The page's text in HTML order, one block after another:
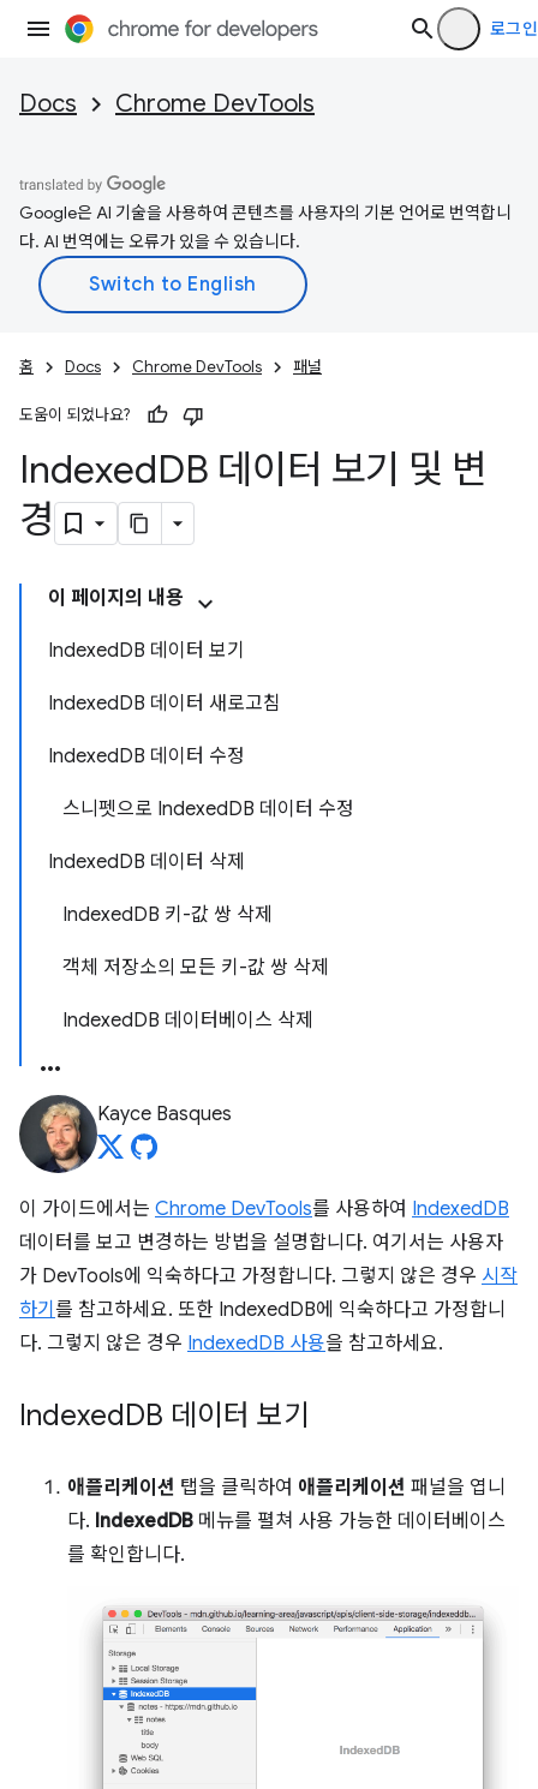
로그인
Docs Chrome DevTools
Google은 AI 기술을 사용하여 콘텐츠를 사용자의 기본 언어로 번역합니
다. AI 번역에는 오류가 있을 수 있습니다.
홈 Docs Chrome DevTools 패널
도움이 되었나요?
IndexedDB 데이터 보기 및 변
경
이 페이지의 내용
IndexedDB 데이터 보기
IndexedDB 데이터 새로고침
IndexedDB 데이터 수정
스니펫으로 IndexedDB 데이터 수정
IndexedDB 데이터 삭제
IndexedDB 키-값 쌍 삭제
객체 저장소의 모든 키-값 쌍 삭제
IndexedDB 데이터베이스 삭제
Kayce Basques
이 가이드에서는 Chrome DevTools를 사용하여 IndexedDB
데이터를 보고 변경하는 방법을 설명합니다. 여기서는 사용자
가 DevTools에 익숙하다고 가정합니다. 그렇지 않은 경우 시작
하기 를 참고하세요. 또한 IndexedDB에 익숙하다고 가정합니
다. 그렇지 않은 경우 IndexedDB 사용을 참고하세요.
IndexedDB 데이터 보기
애플리케이션 탭을 클릭하여 애플리케이션 패널을 엽니
다. IndexedDB 메뉴를 펼쳐 사용 가능한 데이터베이스
를 확인합니다.